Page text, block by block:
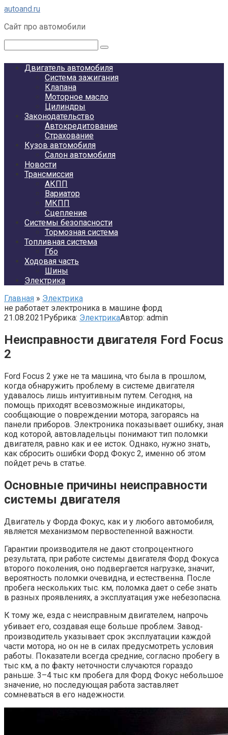
Перейти
контенту
autoand.ru
Сайт про автомобили
Двигатель автомобиля
Система зажигания
Клапана
Моторное масло
Цилиндры
Законодательство
Автокредитование
Страхование
Кузов автомобиля
Салон автомобиля
Новости
Трансмиссия
АКПП
Вариатор
МКПП
Сцепление
Системы безопасности
Тормозная система
Топливная система
Гбо
Ходовая часть
Шины
Электрика
Главная » Электрика
не работает электроника в машине форд
21.08.2021Рубрика: ЭлектрикаАвтор: admin
Неисправности двигателя Ford Focus
2
Ford Focus 2 уже не та машина, что была в прошлом,
когда обнаружить проблему в системе двигателя
удавалось лишь интуитивным путем. Сегодня, на
помощь приходят всевозможные индикаторы,
сообщающие о повреждении мотора, загораясь на
панели приборов. Электроника показывает ошибку, зная
код которой, автовладельцы понимают тип поломки
двигателя, равно как и ее исток. Однако, нужно знать,
как сбросить ошибки Форд Фокус 2, именно об этом
пойдет речь в статье.
Основные причины неисправности
системы двигателя
Двигатель у Форда Фокус, как и у любого автомобиля,
является механизмом первостепенной важности.
Гарантии производителя не дают стопроцентного
результата, при работе системы двигателя Форд Фокуса
второго поколения, оно подвергается нагрузке, значит,
вероятность поломки очевидна, и естественна. После
пробега нескольких тыс. км, поломка дает о себе знать
в разных проявлениях, а эксплуатация уже небезопасна.
К тому же, езда с неисправным двигателем, напрочь
убивает его, создавая еще больше проблем. Завод‐
производитель указывает срок эксплуатации каждой
части мотора, но он не в силах предусмотреть условия
работы. Показатели всегда средние, согласно пробегу в
тыс км, а по факту неточности случаются гораздо
раньше. 3–4 тыс км пробега для Форд Фокус небольшое
значение, но последующая работа заставляет
сомневаться в его надежности.